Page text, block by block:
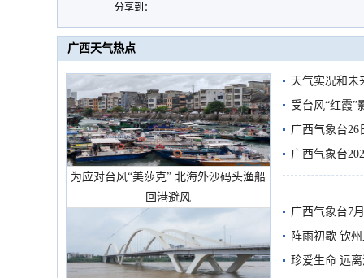
分享到：
广西天气热点
为应对台风“美莎克” 北海外沙码头渔船
回港避风
天气实况和未
受台风“红霞”
有较强降雨
广西气象台26
广西气象台
预警
广西气象台7
阵雨初歇 钦
珍爱生命 远